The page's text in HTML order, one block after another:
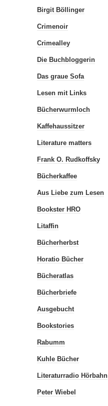
Birgit Böllinger
Crimenoir
Crimealley
Die Buchbloggerin
Das graue Sofa
Lesen mit Links
Bücherwurmloch
Kaffehaussitzer
Literature matters
Frank O. Rudkoffsky
Bücherkaffee
Aus Liebe zum Lesen
Bookster HRO
Litaffin
Bücherherbst
Horatio Bücher
Bücheratlas
Bücherbriefe
Ausgebucht
Bookstories
Rabumm
Kuhle Bücher
Literaturradio Hörbahn
Peter Wiebel